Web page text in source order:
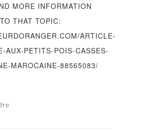
MORE INFORMATION
THAT TOPIC:
ARTICLE-
AUX-PETITS-POIS-CASSES-
MAROCAINE-88565083/